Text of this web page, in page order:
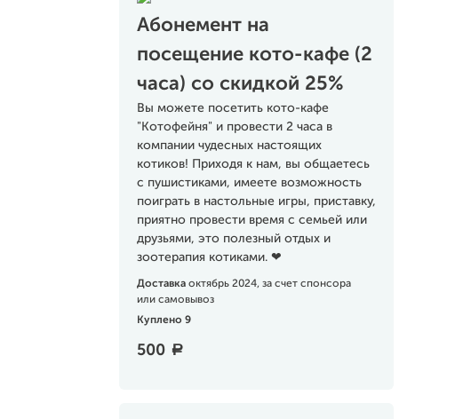
Абонемент на
посещение кото-кафе (2
часа) со скидкой 25%
Вы можете посетить кото-кафе
"Котофейня" и провести 2 часа в
компании чудесных настоящих
котиков! Приходя к нам, вы общаетесь
с пушистиками, имеете возможность
поиграть в настольные игры, приставку,
приятно провести время с семьей или
друзьями, это полезный отдых и
зоотерапия котиками. ❤
Доставка октябрь 2024, за счет спонсора
или самовывоз
Куплено 9
500 a